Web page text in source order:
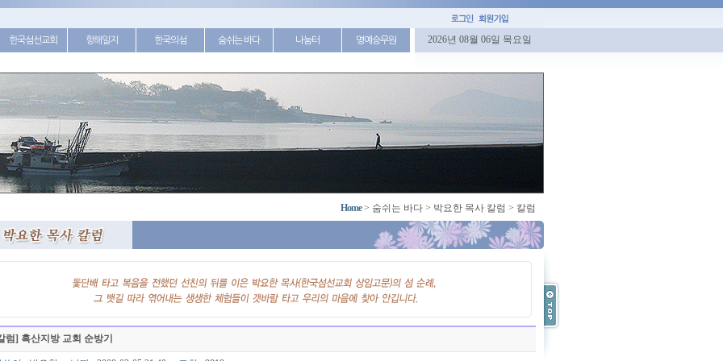
한국섬선교회 항해일지 한국의섬 숨쉬는 바다 나눔터 명예승무원 2026년 08월 06일 목요일
Home> 숨쉬는 바다 > 박요한 목사 칼럼 > 칼럼
럼] 흑산지방 교회 순방기